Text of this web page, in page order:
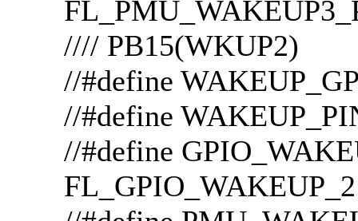
//// PB15(WKUP2)
//#define
//#define
//#define
FL_GPIO_WAKEUP_2